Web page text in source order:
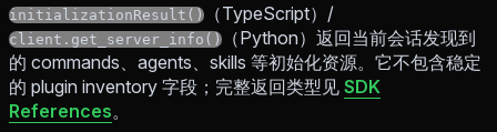
initializationResult() （TypeScript）/
client.get_server_info()
（Python）返回当前会话发现到
的 commands、agents、skills 等初始化资源。它不包含稳定
的 plugin inventory 字段；完整返回类型见 SDK
References。